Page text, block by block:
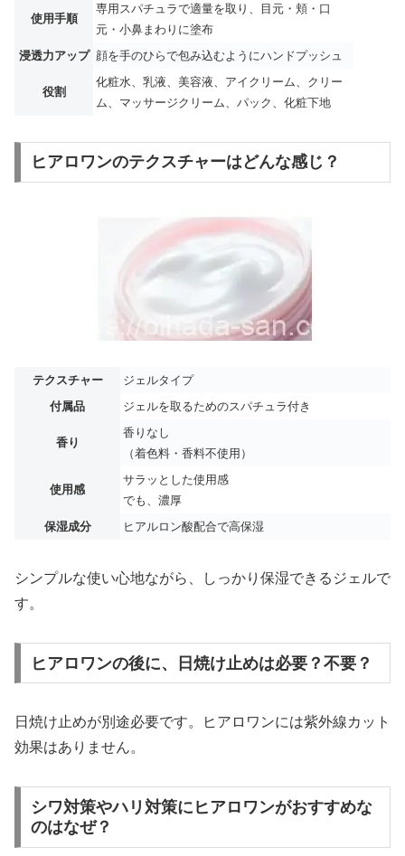
使用手順
専用スパチュラで適量を取り、目元・頬・口
元・小鼻まわりに塗布
浸透力アップ 顔を手のひらで包み込むようにハンドプッシュ
役割
化粧水、乳液、美容液、アイクリーム、クリー
ム、マッサージクリーム、パック、化粧下地
ヒアロワンのテクスチャーはどんな感じ？
テクスチャー
ジェルタイプ
付属品
ジェルを取るためのスパチュラ付き
香り
香りなし
（着色料・香料不使用）
使用感
サラッとした使用感
でも、濃厚
保湿成分
ヒアルロン酸配合で高保湿
シンプルな使い心地ながら、しっかり保湿できるジェルで
す。
ヒアロワンの後に、日焼け止めは必要？不要？
日焼け止めが別途必要です。ヒアロワンには紫外線カット
効果はありません。
シワ対策やハリ対策にヒアロワンがおすすめな
のはなぜ？